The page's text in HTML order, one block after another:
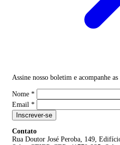
Assine nosso boletim e acompanhe
Nome *
Email *
Inscrever-se
Contato
Rua Doutor José Peroba, 149,